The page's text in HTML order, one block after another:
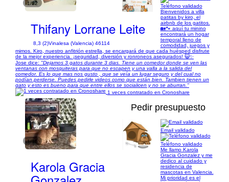
1/22
Thifany Lorrane Leite
8,3 (2)Vinalesa (Valencia) 46114
Teléfono validado
Bienvenidos a villa
patitas by kiro, el
airbnb de los gatitos.
🏡🐾 aquí tu minino
encontrará un hogar
temporal lleno de
comodidad, juegos y
mimos. Kiro, nuestro anfitrión estrella, se encargará de que cada huésped disfrute
de la mejor experiencia. ¡seguridad, diversión y ronroneos asegurados! 😺✨
Jose dice: "Dejamos 3 gatos durante 3 dias. Tiene un comedor donde se ven las
ventanas con mosquiteras para que no escapen y una valla a la salida del
comedor. Es lo que mas nos gusto , que se veía un lugar seguro y del cual no
podían perderse. Puedes pedirle videos como que están bien. Tambien tienen un
gato y esto es bueno para que entre ellos se socialicen y no se aburran."
1 veces contratado en Cronoshare
1/16
Pedir presupuesto
Karola Gracia
Email validado
Teléfono validado
Me llamo Karola
Gracia Gonzalez y me
dedico al cuidado y
residencia de
mascotas en Valencia.
Mi prioridad es el